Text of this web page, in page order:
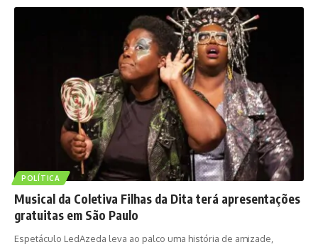
POLÍTICA
Musical da Coletiva Filhas da Dita terá apresentações
gratuitas em São Paulo
Espetáculo LedAzeda leva ao palco uma história de amizade,